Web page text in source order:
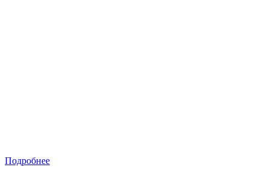
Подробнее